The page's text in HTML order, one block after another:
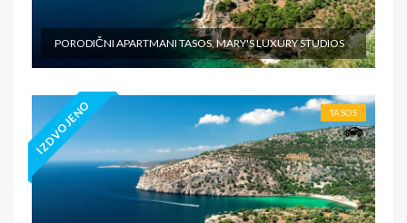
PORODIČNI APARTMANI TASOS, MARY'S LUXURY STUDIOS
IZDVOJENO TASOS